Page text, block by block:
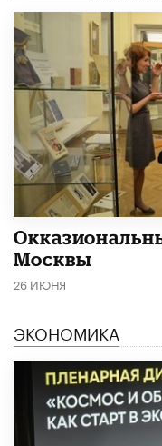
Москвы
26 ИЮНЯ
ЭКОНОМИКА